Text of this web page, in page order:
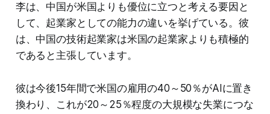
李は、中国が米国よりも優位に立つと考える要因と
して、起業家としての能力の違いを挙げている。彼
は、中国の技術起業家は米国の起業家よりも積極的
であると主張しています。
彼は今後15年間で米国の雇用の40～50％がAIに置き
換わり、これが20～25％程度の大規模な失業につな